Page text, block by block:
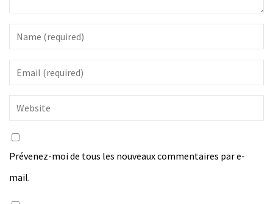
Prévenez-moi de tous les nouveaux commentaires par e-
mail.